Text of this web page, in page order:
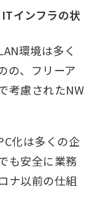
インフラの状
環境は多く
の、フリーア
考慮されたNW
化は多くの企
も安全に業務
ナ以前の仕組